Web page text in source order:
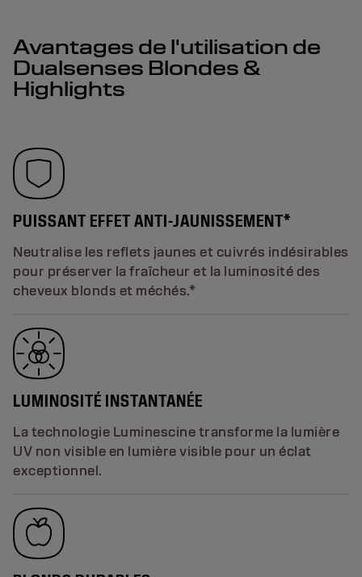
Avantages de l'utilisation de
Dualsenses Blondes &
Highlights
PUISSANT EFFET ANTI-JAUNISSEMENT*
Neutralise les reflets jaunes et cuivrés indésirables
pour préserver la fraîcheur et la luminosité des
cheveux blonds et méchés.*
LUMINOSITÉ INSTANTANÉE
La technologie Luminescine transforme la lumière
UV non visible en lumière visible pour un éclat
exceptionnel.